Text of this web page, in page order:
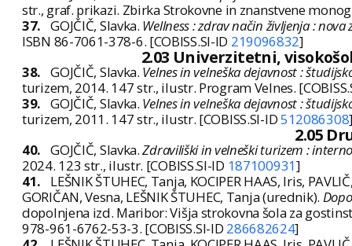
str., graf. prikazi. Zbirka Strokovne in znanstvene
37. GOJČIČ, Slavka. Wellness : zdrav način življenja :
ISBN 86-7061-378-6. [COBISS.SI-ID 219096832]
2.03 Univerzitetni,
38. GOJČIČ, Slavka. Velnes in velneška dejavnost :
turizem, 2014. 147 str., ilustr. Program Velnes.
39. GOJČIČ, Slavka. Velnes in velneška dejavnost :
turizem, 2011. 147 str., ilustr. [COBISS.SI-ID512086308]
2.05
40. GOJČIČ, Slavka.Zdraviliški in velneški turizem :
2024. 123 str., ilustr. [COBISS.SI-ID 187100931]
41.
LEŠNIK ŠTUHEC, Tanja, KOCIPER HAAS, Iris,
GORIČAN, Vesna, LEŠNIK ŠTUHEC, Tanja (urednik).
dopolnjena izd. Maribor: Višja strokovna šola za
978-961-6762-53-3. [COBISS.SI-ID 286682624]